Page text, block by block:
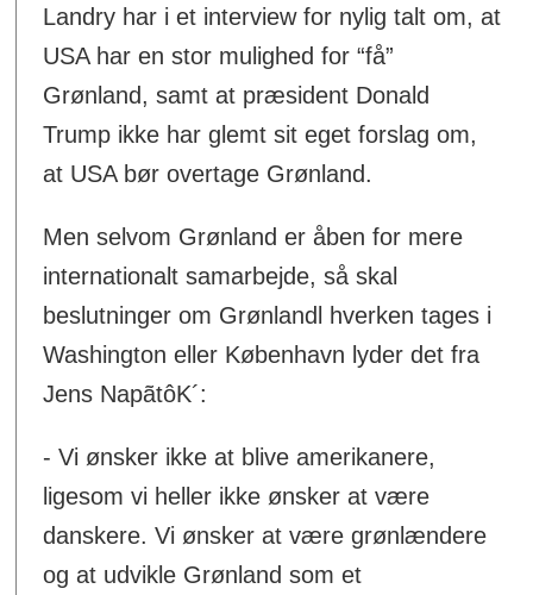
Landry har i et interview for nylig talt om, at
USA har en stor mulighed for “få”
Grønland, samt at præsident Donald
Trump ikke har glemt sit eget forslag om,
at USA bør overtage Grønland.
Men selvom Grønland er åben for mere
internationalt samarbejde, så skal
beslutninger om Grønlandl hverken tages i
Washington eller København lyder det fra
Jens NapãtôK´:
- Vi ønsker ikke at blive amerikanere,
ligesom vi heller ikke ønsker at være
danskere. Vi ønsker at være grønlændere
og at udvikle Grønland som et